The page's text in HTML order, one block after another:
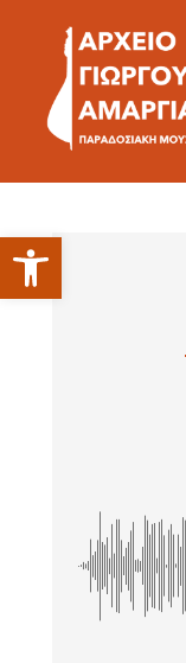
Ανοίξτε τη γραμμή εργαλείων